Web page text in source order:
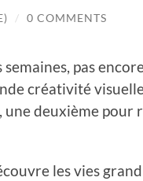
/ 0 COMMENTS
semaines, pas
créativité
une deuxième
les vies